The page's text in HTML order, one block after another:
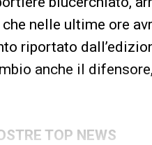
che nelle ultime ore
riportato
anche il difensore,
TOP NEWS